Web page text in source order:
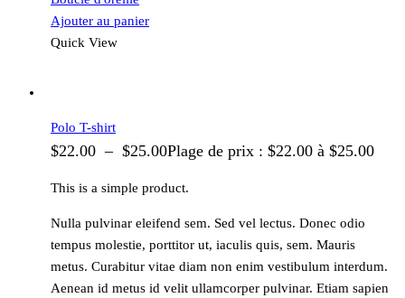
Ajouter au panier
Quick View
Polo T-shirt
$22.00 – $25.00Plage de prix : $22.00 à $25.00
This is a simple product.
Nulla pulvinar eleifend sem. Sed vel lectus. Donec odio
tempus molestie, porttitor ut, iaculis quis, sem. Mauris
metus. Curabitur vitae diam non enim vestibulum interdum.
Aenean id metus id velit ullamcorper pulvinar. Etiam sapien